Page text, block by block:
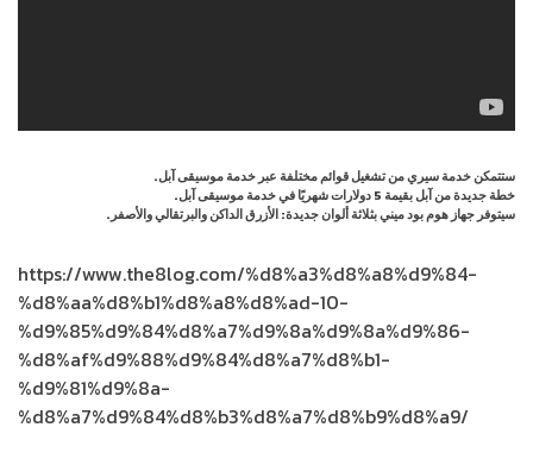
ستتمكن خدمة سيري من تشغيل قوائم مختلفة عبر خدمة موسيقى آبل.
خطة جديدة من آبل بقيمة 5 دولارات شهريًا في خدمة موسيقى آبل.
سيتوفر جهاز هوم بود ميني بثلاثة ألوان جديدة: الأزرق الداكن والبرتقالي والأصفر.
https://www.the8log.com/%d8%a3%d8%a8%d9%84-
%d8%aa%d8%b1%d8%a8%d8%ad-10-
%d9%85%d9%84%d8%a7%d9%8a%d9%8a%d9%86-
%d8%af%d9%88%d9%84%d8%a7%d8%b1-
%d9%81%d9%8a-
%d8%a7%d9%84%d8%b3%d8%a7%d8%b9%d8%a9/